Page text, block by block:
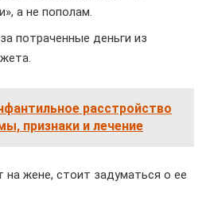
а не пополам.
потраченные деньги из
расстройство
признаки и лечение
на жене, стоит задуматься о ее